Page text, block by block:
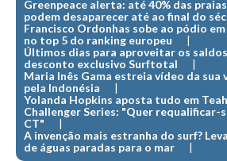
Póvoa de Varzim
Póvoa de Varzim - Ferrari HD
Azurara HD
Praia de Árvore - Areal HD
Mindelo
Mindelo meia laranja HD
Greenpeace alerta: até 40% das
podem desaparecer até ao final do
Francisco Ordonhas sobe ao pódio
no top 5 do ranking europeu
Últimos dias para aproveitar os
desconto exclusivo Surftotal
Maria Inês Gama estreia vídeo da sua
pela Indonésia
Yolanda Hopkins aposta tudo em
Challenger Series: "Quer requalificar-
CT"
A invenção mais estranha do surf?
de águas paradas para o mar